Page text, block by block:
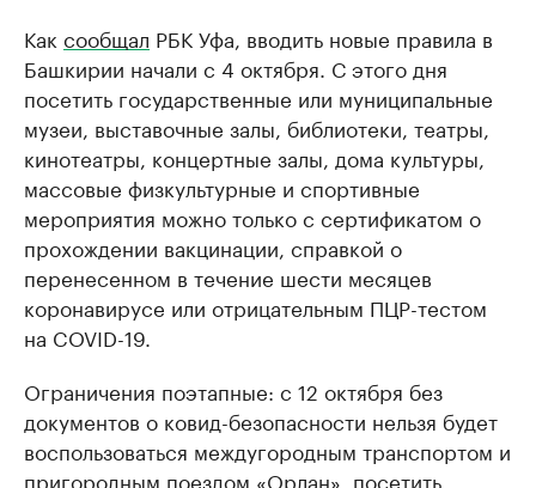
Как сообщал РБК Уфа, вводить новые правила в
Башкирии начали с 4 октября. С этого дня
посетить государственные или муниципальные
музеи, выставочные залы, библиотеки, театры,
кинотеатры, концертные залы, дома культуры,
массовые физкультурные и спортивные
мероприятия можно только с сертификатом о
прохождении вакцинации, справкой о
перенесенном в течение шести месяцев
коронавирусе или отрицательным ПЦР-тестом
на COVID-19.
Ограничения поэтапные: с 12 октября без
документов о ковид-безопасности нельзя будет
воспользоваться междугородным транспортом и
пригородным поездом «Орлан», посетить